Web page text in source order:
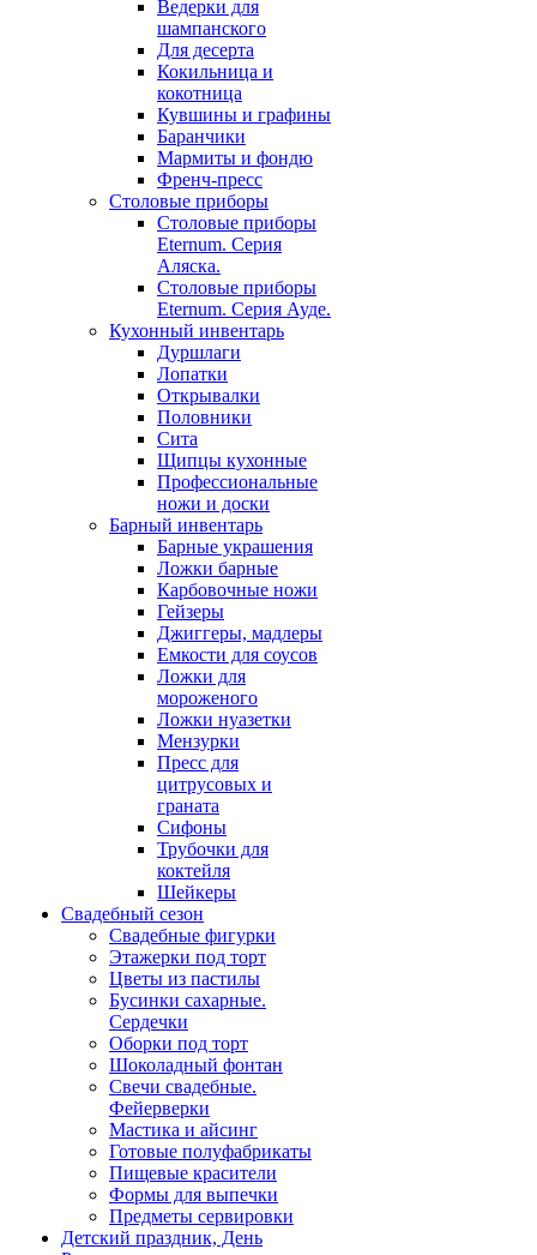
Ведерки для
шампанского
Для десерта
Кокильница и
кокотница
Кувшины и графины
Баранчики
Мармиты и фондю
Френч-пресс
Столовые приборы
Столовые приборы
Eternum. Серия
Аляска.
Столовые приборы
Eternum. Серия Ауде.
Кухонный инвентарь
Дуршлаги
Лопатки
Открывалки
Половники
Сита
Щипцы кухонные
Профессиональные
ножи и доски
Барный инвентарь
Барные украшения
Ложки барные
Карбовочные ножи
Гейзеры
Джиггеры, мадлеры
Емкости для соусов
Ложки для
мороженого
Ложки нуазетки
Мензурки
Пресс для
цитрусовых и
граната
Сифоны
Трубочки для
коктейля
Шейкеры
Свадебный сезон
Свадебные фигурки
Этажерки под торт
Цветы из пастилы
Бусинки сахарные.
Сердечки
Оборки под торт
Шоколадный фонтан
Свечи свадебные.
Фейерверки
Мастика и айсинг
Готовые полуфабрикаты
Пищевые красители
Формы для выпечки
Предметы сервировки
Детский праздник, День